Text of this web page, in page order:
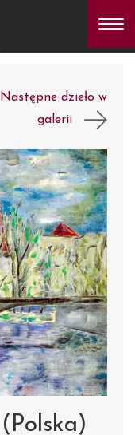
Następne dzieło w
galerii
(Polska)